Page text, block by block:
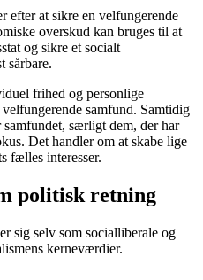
efter at sikre en velfungerende
overskud kan bruges til at
og sikre et socialt
sårbare.
frihed og personlige
samfund. Samtidig
særligt dem, der har
Det handler om at skabe lige
fælles interesser.
politisk retning
sig selv som socialliberale og
kerneværdier.